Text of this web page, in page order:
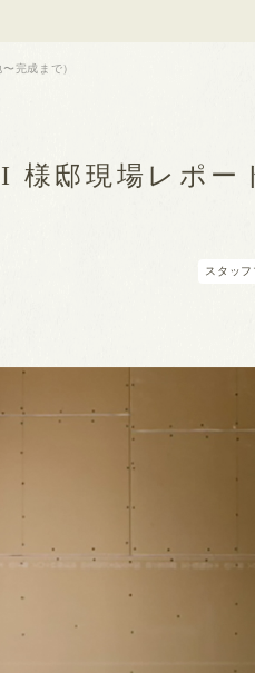
完成まで）
I 様邸現場レポー
スタッフ